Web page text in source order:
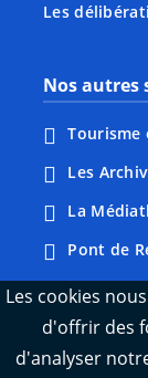
Les
Nos autres
Tourisme
Les
La
Pont de
Manger
Les cookies
d'offrir des
d'analyser